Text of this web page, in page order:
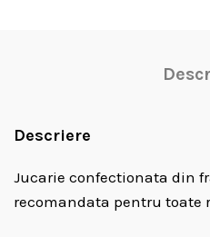
Descriere
Jucarie confectionata din
recomandata pentru toate